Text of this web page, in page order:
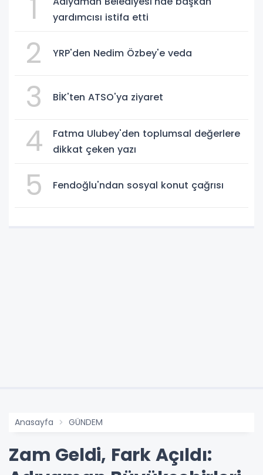
1
yardımcısı istifa etti
2 YRP'den Nedim Özbey'e veda
3 BİK'ten ATSO'ya ziyaret
4
Fatma Ulubey'den toplumsal değerlere
dikkat çeken yazı
5 Fendoğlu'ndan sosyal konut çağrısı
Anasayfa GÜNDEM
Zam Geldi, Fark Açıldı: